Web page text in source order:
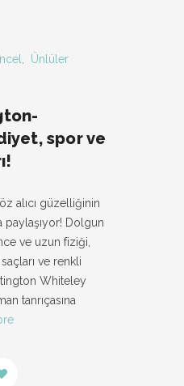
Ünlüler
spor ve
alıcı güzelliğinin
paylaşıyor! Dolgun
ve uzun fiziği,
ve renkli
Whiteley
tanrıçasına